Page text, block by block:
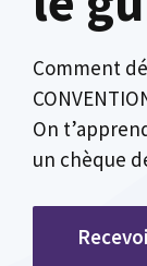
Comment
On
un chèque